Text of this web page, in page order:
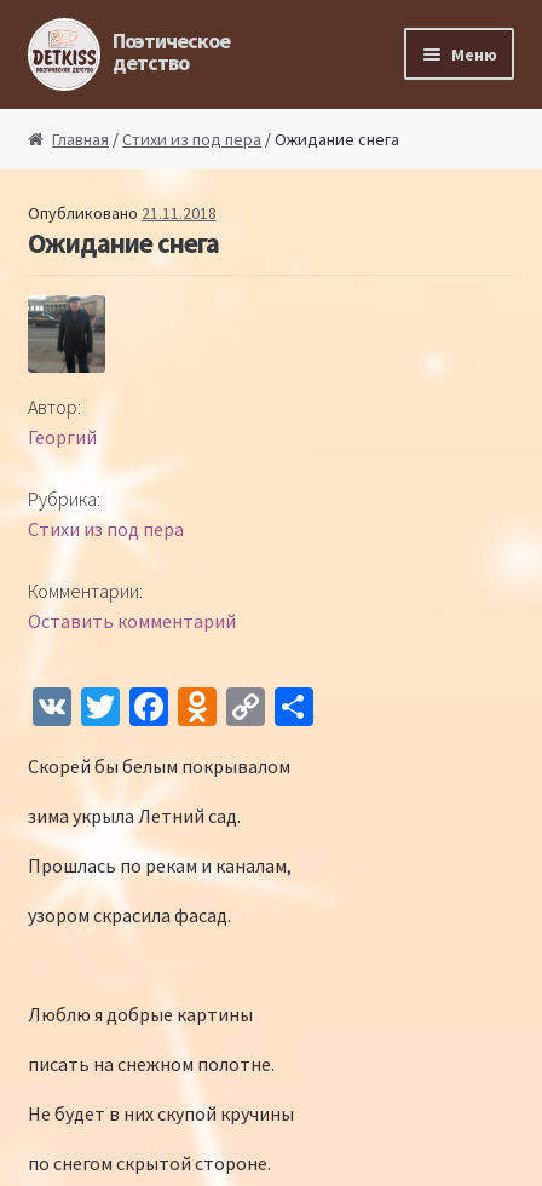
Перейти к навигации
Перейти к содержимому
Поэтическое
детство Меню
Поэтический ликбез
Поэтический блог
Детская философия
Интернет-конкурс чтецов «Созвучие 2018»
Наши участники и победители
Наши участники 2017
Страничка победителей 2017
Главная /Стихи из под пера / Ожидание снега
Опубликовано 21.11.2018
Ожидание снега
Автор:
Георгий
Рубрика:
Стихи из под пера
Комментарии:
Оставить комментарий
V T
tt
er
Fa
b
o
o
k
O
n
o
kl
as
sn
C
p
Li
n
О
Скорей бы белым покрывалом
зима укрыла Летний сад.
Прошлась по рекам и каналам,
узором скрасила фасад.
Люблю я добрые картины
писать на снежном полотне.
Не будет в них скупой кручины
по снегом скрытой стороне.